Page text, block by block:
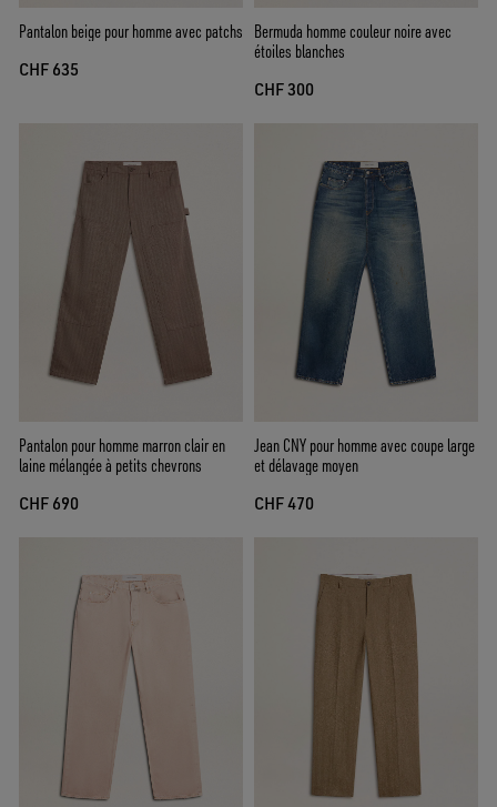
Pantalon beige pour homme avec patchs
CHF 635
Bermuda homme couleur noire avec
étoiles blanches
CHF 300
Pantalon pour homme marron clair en
laine mélangée à petits chevrons
CHF 690
Jean CNY pour homme avec coupe large
et délavage moyen
CHF 470